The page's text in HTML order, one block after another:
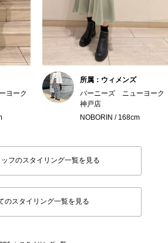
ヨーク
所属：ウィメンズ
バーニーズ ニューヨーク
神戸店
NOBORIN / 168cm
フのスタイリング一覧を見る
のスタイリング一覧を見る